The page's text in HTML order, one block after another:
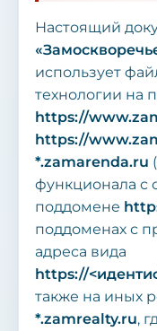
Настоящий
использует
технологии на
https://
https://
*.zamarenda.ru
функционала с
поддомене
поддоменах с
адреса вида
https://
также на иных
*.zamrealty.ru,